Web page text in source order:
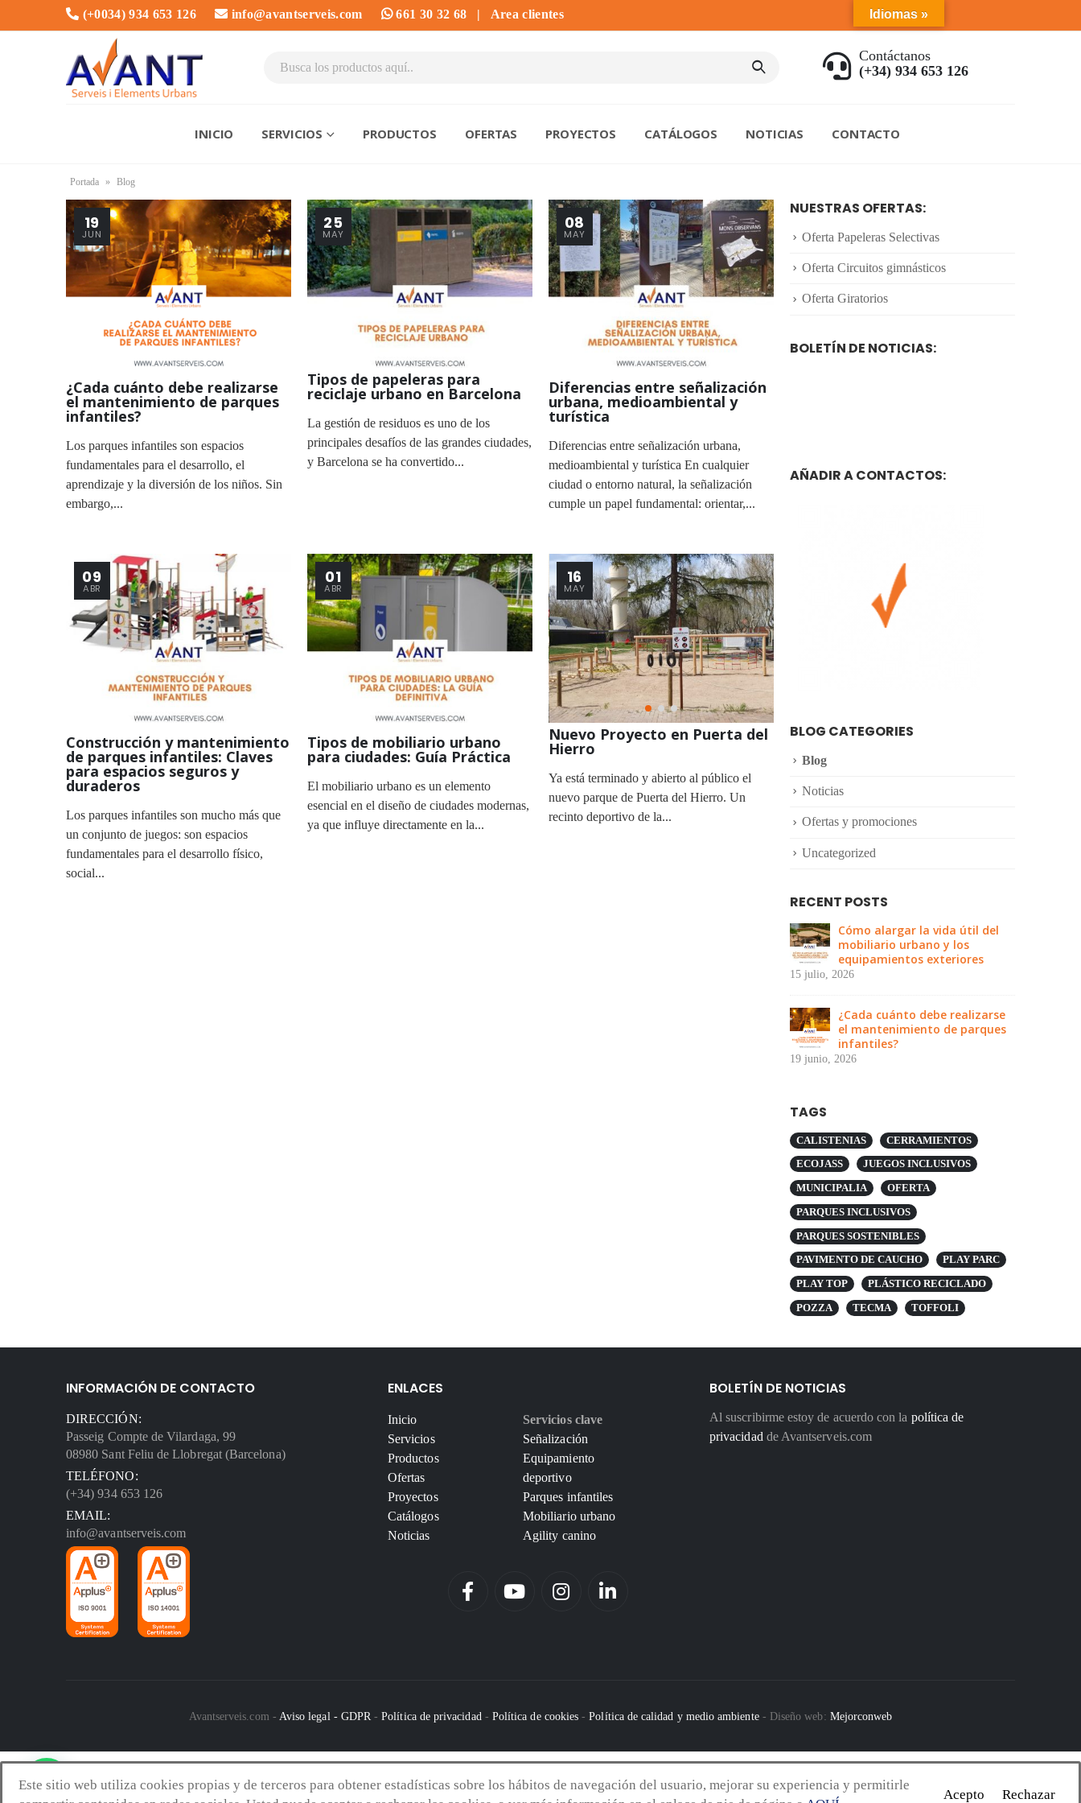
(+0034) 934 653 126 info@avantserveis.com 661 30 32 68 | Area clientes
Contáctanos
(+34) 934 653 126
INICIO SERVICIOS PRODUCTOS OFERTAS PROYECTOS CATÁLOGOS NOTICIAS CONTACTO
Portada » Blog
19
JUN
¿Cada cuánto debe realizarse
el mantenimiento de parques
infantiles?
Los parques infantiles son espacios
fundamentales para el desarrollo, el
aprendizaje y la diversión de los niños. Sin
embargo,...
25
MAY
Tipos de papeleras para
reciclaje urbano en Barcelona
La gestión de residuos es uno de los
principales desafíos de las grandes ciudades,
y Barcelona se ha convertido...
08
MAY
Diferencias entre señalización
urbana, medioambiental y
turística
Diferencias entre señalización urbana,
medioambiental y turística En cualquier
ciudad o entorno natural, la señalización
cumple un papel fundamental: orientar,...
09
ABR
Construcción y mantenimiento
de parques infantiles: Claves
para espacios seguros y
duraderos
Los parques infantiles son mucho más que
un conjunto de juegos: son espacios
fundamentales para el desarrollo físico,
social...
01
ABR
Tipos de mobiliario urbano
para ciudades: Guía Práctica
El mobiliario urbano es un elemento
esencial en el diseño de ciudades modernas,
ya que influye directamente en la...
16
MAY
Nuevo Proyecto en Puerta del
Hierro
Ya está terminado y abierto al público el
nuevo parque de Puerta del Hierro. Un
recinto deportivo de la...
NUESTRAS OFERTAS:
Oferta Papeleras Selectivas
Oferta Circuitos gimnásticos
Oferta Giratorios
BOLETÍN DE NOTICIAS:
AÑADIR A CONTACTOS:
BLOG CATEGORIES
Blog
Noticias
Ofertas y promociones
Uncategorized
RECENT POSTS
Cómo alargar la vida útil del
mobiliario urbano y los
equipamientos exteriores
15 julio, 2026
¿Cada cuánto debe realizarse
el mantenimiento de parques
infantiles?
19 junio, 2026
TAGS
CALISTENIAS CERRAMIENTOS
ECOJASS JUEGOS INCLUSIVOS
MUNICIPALIA OFERTA
PARQUES INCLUSIVOS
PARQUES SOSTENIBLES
PAVIMENTO DE CAUCHO PLAY PARC
PLAY TOP PLÁSTICO RECICLADO
POZZA TECMA TOFFOLI
INFORMACIÓN DE CONTACTO
DIRECCIÓN:
Passeig Compte de Vilardaga, 99
08980 Sant Feliu de Llobregat (Barcelona)
TELÉFONO:
(+34) 934 653 126
EMAIL:
info@avantserveis.com
ENLACES
Inicio
Servicios
Productos
Ofertas
Proyectos
Catálogos
Noticias
Servicios clave
Señalización
Equipamiento
deportivo
Parques infantiles
Mobiliario urbano
Agility canino
BOLETÍN DE NOTICIAS
Al suscribirme estoy de acuerdo con la política de
privacidad de Avantserveis.com
Avantserveis.com - Aviso legal - GDPR-Política de privacidad- Política de cookies -Política de calidad y medio ambiente- Diseño web: Mejorconweb
Idiomas »
Este sitio web utiliza cookies propias y de terceros para obtener estadísticas sobre los hábitos de navegación del usuario, mejorar su experiencia y permitirle
Acepto Rechazar